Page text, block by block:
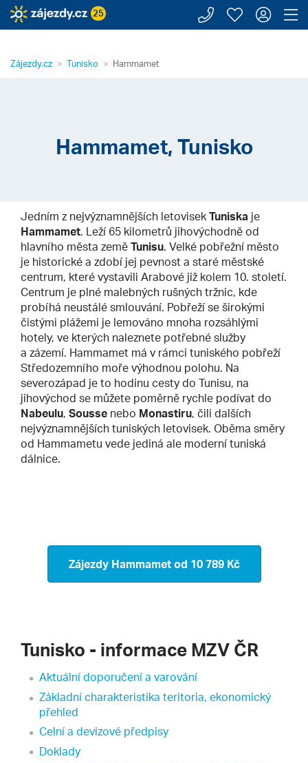
25 Zavolejte
Moje
Zájezdy.cz Tunisko Hammamet
Hammamet, Tunisko
Jedním z nejvýznamnějších letovisek Tuniska je
Hammamet. Leží 65 kilometrů jihovýchodně od
hlavního města země Tunisu. Velké pobřežní město
je historické a zdobí jej pevnost a staré městské
centrum, které vystavili Arabové již kolem 10. století.
Centrum je plné malebných rušných tržnic, kde
probíhá neustálé smlouvání. Pobřeží se širokými
čistými plážemi je lemováno mnoha rozsáhlými
hotely, ve kterých naleznete potřebné služby
a zázemí. Hammamet má v rámci tuniského pobřeží
Středozemního moře výhodnou polohu. Na
severozápad je to hodinu cesty do Tunisu, na
jihovýchod se můžete poměrně rychle podívat do
Nabeulu, Sousse nebo Monastiru, čili dalších
nejvýznamnějších tuniských letovisek. Oběma směry
od Hammametu vede jediná ale moderní tuniská
dálnice.
Zájezdy Hammamet od 10 789 Kč
Tunisko - informace MZV ČR
Aktuální doporučení a varování
Základní charakteristika teritoria, ekonomický
přehled
Celní a devizové předpisy
Doklady